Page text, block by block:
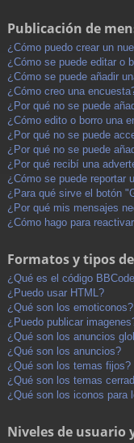
Publicación de
¿Cómo puedo crear un
¿Cómo se puede editar o
¿Cómo se puede añadir
¿Cómo creo una
¿Por qué no se puede
¿Cómo edito o borro una
¿Por qué no se puede
¿Por qué no se puede
¿Por qué recibí una
¿Cómo se puede reportar
¿Para qué sirve el botón
¿Por qué mis mensajes
¿Cómo hago para
Formatos y tipos
¿Qué es el código
¿Puedo usar HTML?
¿Qué son los emoticonos?
¿Puedo publicar
¿Qué son los anuncios
¿Qué son los anuncios?
¿Qué son los temas fijos?
¿Qué son los temas
¿Qué son los iconos para
Niveles de usuario